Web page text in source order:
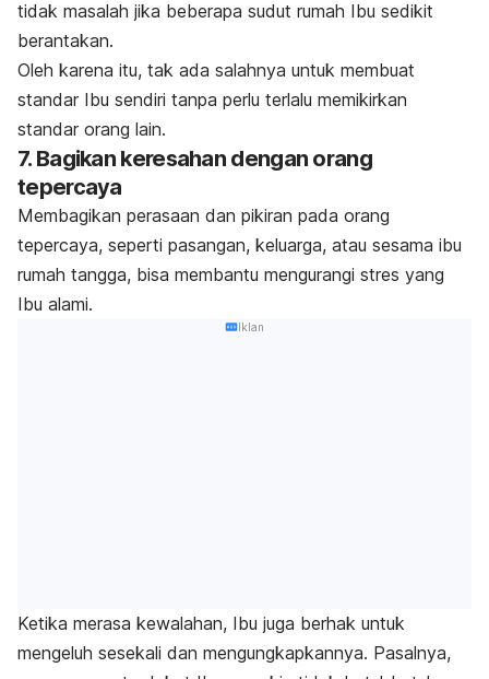
tidak masalah jika beberapa sudut rumah Ibu sedikit
berantakan.
Oleh karena itu, tak ada salahnya untuk membuat
standar Ibu sendiri tanpa perlu terlalu memikirkan
standar orang lain.
7. Bagikan keresahan dengan orang
tepercaya
Membagikan perasaan dan pikiran pada orang
tepercaya, seperti pasangan, keluarga, atau sesama ibu
rumah tangga, bisa membantu mengurangi stres yang
Ibu alami.
Iklan
Ketika merasa kewalahan, Ibu juga berhak untuk
mengeluh sesekali dan mengungkapkannya. Pasalnya,